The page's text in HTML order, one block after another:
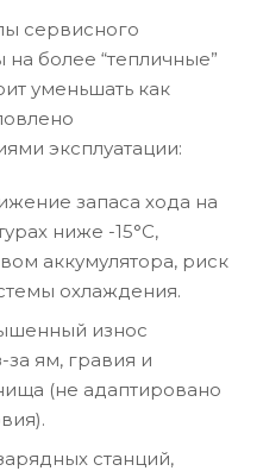
сервисного
более “тепличные”
уменьшать как
эксплуатации:
запаса хода на
ниже -15°C,
аккумулятора, риск
охлаждения.
износ
за ям, гравия и
(не адаптировано
станций,